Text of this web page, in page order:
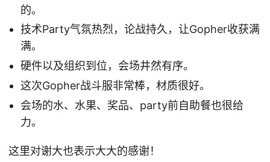
的。
技术Party气氛热烈，论战持久，让Gopher收获满
满。
硬件以及组织到位，会场井然有序。
这次Gopher战斗服非常棒，材质很好。
会场的水、水果、奖品、party前自助餐也很给
力。
这里对谢大也表示大大的感谢！